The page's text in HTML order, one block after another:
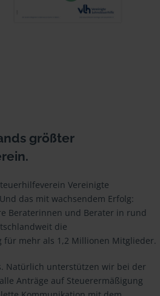
größter
Vereinigte
das mit wachsendem Erfolg:
Beraterinnen und Berater in rund
die
für mehr als 1,2 Millionen Mitglieder.
Natürlich unterstützen wir bei der
Anträge auf Steuerermäßigung